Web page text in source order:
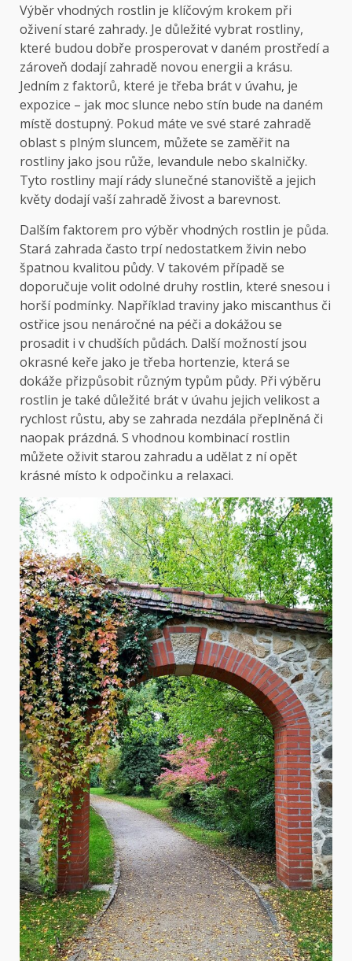
Výběr vhodných rostlin je klíčovým krokem při
oživení staré zahrady. Je důležité vybrat rostliny,
které budou dobře prosperovat v daném prostředí a
zároveň dodají zahradě novou energii a krásu.
Jedním z faktorů, které je třeba brát v úvahu, je
expozice – jak moc slunce nebo stín bude na daném
místě dostupný. Pokud máte ve své staré zahradě
oblast s plným sluncem, můžete se zaměřit na
rostliny jako jsou růže, levandule nebo skalničky.
Tyto rostliny mají rády slunečné stanoviště a jejich
květy dodají vaší zahradě živost a barevnost.
Dalším faktorem pro výběr vhodných rostlin je půda.
Stará zahrada často trpí nedostatkem živin nebo
špatnou kvalitou půdy. V takovém případě se
doporučuje volit odolné druhy rostlin, které snesou i
horší podmínky. Například traviny jako miscanthus či
ostřice jsou nenáročné na péči a dokážou se
prosadit i v chudších půdách. Další možností jsou
okrasné keře jako je třeba hortenzie, která se
dokáže přizpůsobit různým typům půdy. Při výběru
rostlin je také důležité brát v úvahu jejich velikost a
rychlost růstu, aby se zahrada nezdála přeplněná či
naopak prázdná. S vhodnou kombinací rostlin
můžete oživit starou zahradu a udělat z ní opět
krásné místo k odpočinku a relaxaci.